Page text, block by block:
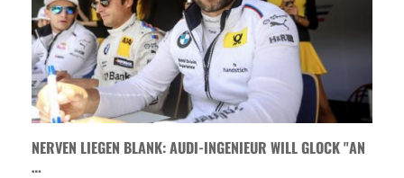
NERVEN LIEGEN BLANK: AUDI-INGENIEUR WILL GLOCK "AN
…